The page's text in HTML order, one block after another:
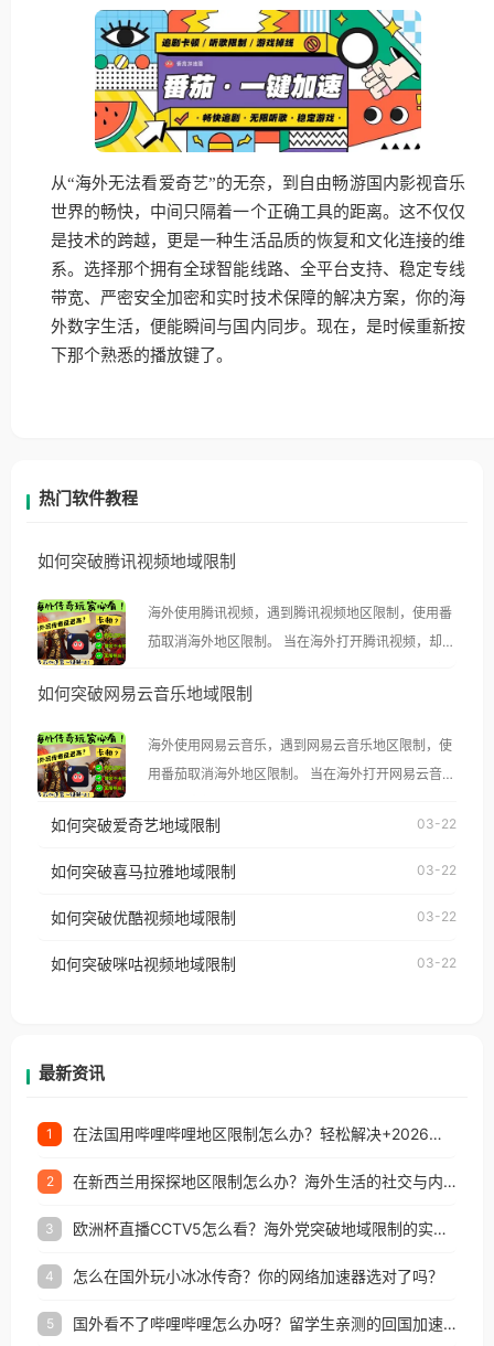
从“海外无法看爱奇艺”的无奈，到自由畅游国内影视音乐
世界的畅快，中间只隔着一个正确工具的距离。这不仅仅
是技术的跨越，更是一种生活品质的恢复和文化连接的维
系。选择那个拥有全球智能线路、全平台支持、稳定专线
带宽、严密安全加密和实时技术保障的解决方案，你的海
外数字生活，便能瞬间与国内同步。现在，是时候重新按
下那个熟悉的播放键了。
热门软件教程
如何突破腾讯视频地域限制
海外使用腾讯视频，遇到腾讯视频地区限制，使用番
茄取消海外地区限制。 当在海外打开腾讯视频，却突
示语。 海外用户如香港、澳门、台湾、美国、加拿
像其他音乐平台一样，出现地区及版权限制问题，且
仅能在中国大陆地区播放。 遇到这个问题的朋友们，
台湾、美国、加拿大、澳大利亚、欧洲等国家和地区
权限制所困扰。
如何突破网易云音乐地域限制
海外使用网易云音乐，遇到网易云音乐地区限制，使
用番茄取消海外地区限制。 当在海外打开网易云音
播放”的提示语。 海外用户如香港、澳门、台湾、美
制问题，且仅能在中国大陆地区播放。 遇到这个问题
户收听网易云音乐地区版权限制」的问题，无论人在
如何突破爱奇艺地域限制 03-22
如何突破喜马拉雅地域限制 03-22
如何突破优酷视频地域限制 03-22
如何突破咪咕视频地域限制 03-22
最新资讯
1 在法国用哔哩哔哩地区限制怎么办？轻松解决+2026世界杯看球攻略
2 在新西兰用探探地区限制怎么办？海外生活的社交与内容之困
3 欧洲杯直播CCTV5怎么看？海外党突破地域限制的实用指南
4 怎么在国外玩小冰冰传奇？你的网络加速器选对了吗？
5 国外看不了哔哩哔哩怎么办呀？留学生亲测的回国加速全攻略（含酷我音乐渤海银行解决方法）